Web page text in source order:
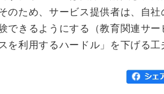
のため、サービス提供者は、自
できるようにする（教育関連サ
を利用するハードル」を下げる工